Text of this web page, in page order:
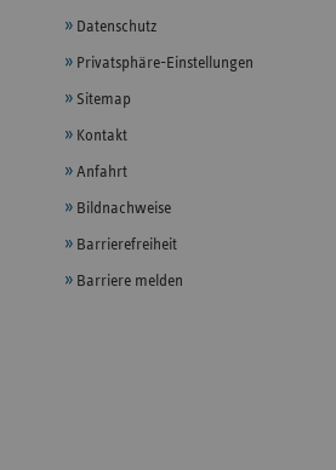
Datenschutz
Privatsphäre-Einstellungen
Sitemap
Kontakt
Anfahrt
Bildnachweise
Barrierefreiheit
Barriere melden